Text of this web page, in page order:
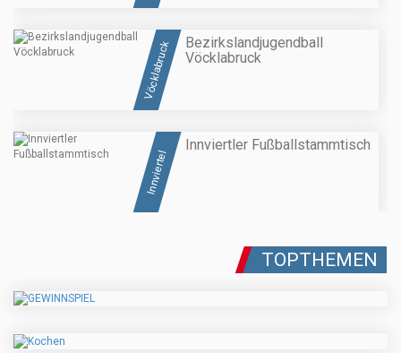
Vöcklabruck
Bezirkslandjugendball
Vöcklabruck
Innviertel
Innviertler Fußballstammtisch
TOPTHEMEN